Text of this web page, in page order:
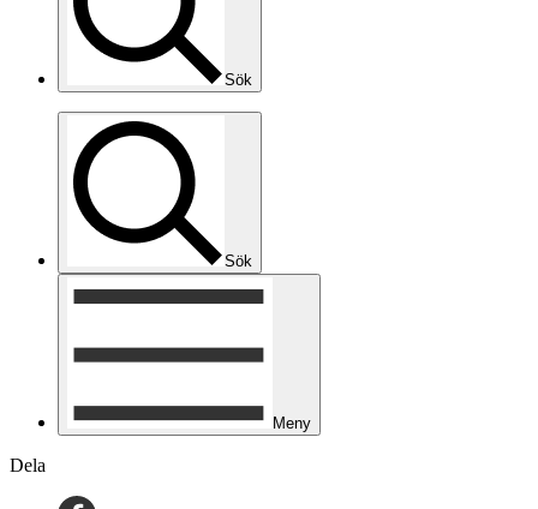
Sök
Sök
Meny
Dela